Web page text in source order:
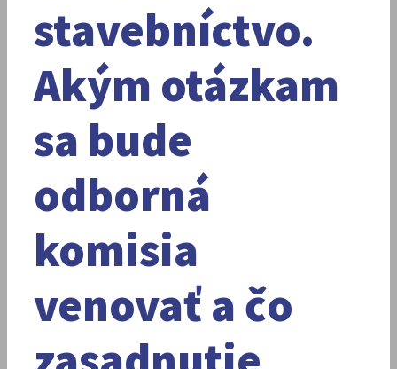
stavebníctvo.
Akým otázkam
sa bude
odborná
komisia
venovať a čo